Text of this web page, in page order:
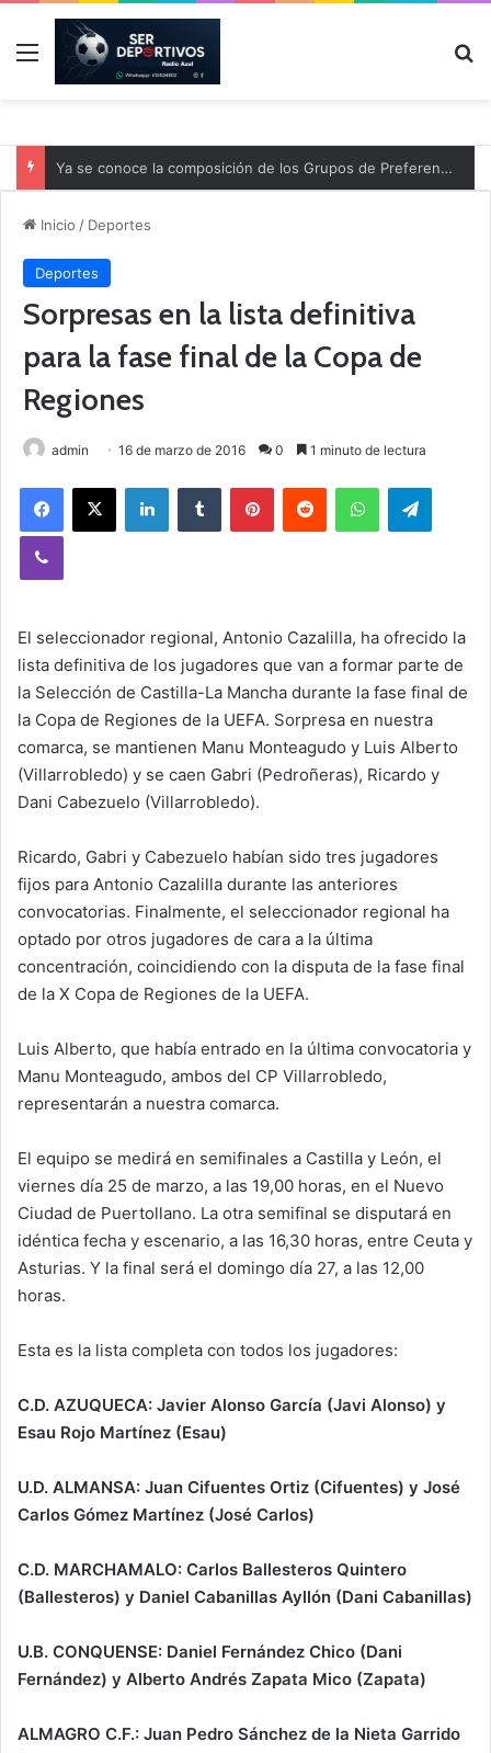
Menú
Ya se conoce la composición de los Grupos de Preferente y el calendario
Inicio / Deportes
Deportes
Sorpresas en la lista definitiva
para la fase final de la Copa de
Regiones
admin 16 de marzo de 2016 0 1 minuto de lectura
El seleccionador regional, Antonio Cazalilla, ha ofrecido la
lista definitiva de los jugadores que van a formar parte de
la Selección de Castilla-La Mancha durante la fase final de
la Copa de Regiones de la UEFA. Sorpresa en nuestra
comarca, se mantienen Manu Monteagudo y Luis Alberto
(Villarrobledo) y se caen Gabri (Pedroñeras), Ricardo y
Dani Cabezuelo (Villarrobledo).
Ricardo, Gabri y Cabezuelo habían sido tres jugadores
fijos para Antonio Cazalilla durante las anteriores
convocatorias. Finalmente, el seleccionador regional ha
optado por otros jugadores de cara a la última
concentración, coincidiendo con la disputa de la fase final
de la X Copa de Regiones de la UEFA.
Luis Alberto, que había entrado en la última convocatoria y
Manu Monteagudo, ambos del CP Villarrobledo,
representarán a nuestra comarca.
El equipo se medirá en semifinales a Castilla y León, el
viernes día 25 de marzo, a las 19,00 horas, en el Nuevo
Ciudad de Puertollano. La otra semifinal se disputará en
idéntica fecha y escenario, a las 16,30 horas, entre Ceuta y
Asturias. Y la final será el domingo día 27, a las 12,00
horas.
Esta es la lista completa con todos los jugadores:
C.D. AZUQUECA: Javier Alonso García (Javi Alonso) y
Esau Rojo Martínez (Esau)
U.D. ALMANSA: Juan Cifuentes Ortiz (Cifuentes) y José
Carlos Gómez Martínez (José Carlos)
C.D. MARCHAMALO: Carlos Ballesteros Quintero
(Ballesteros) y Daniel Cabanillas Ayllón (Dani Cabanillas)
U.B. CONQUENSE: Daniel Fernández Chico (Dani
Fernández) y Alberto Andrés Zapata Mico (Zapata)
ALMAGRO C.F.: Juan Pedro Sánchez de la Nieta Garrido